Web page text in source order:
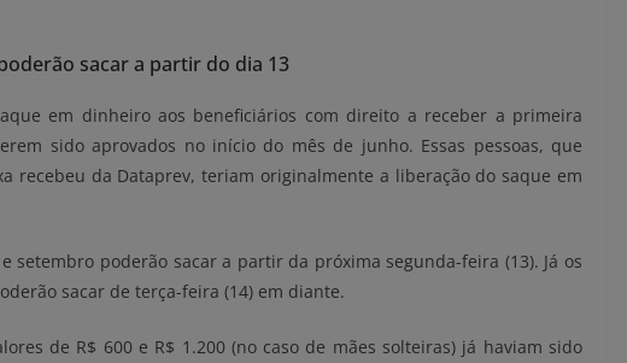
sacar a partir do dia 13
em dinheiro aos beneficiários com direito a receber a primeira
sido aprovados no início do mês de junho. Essas pessoas, que
recebeu da Dataprev, teriam originalmente a liberação do saque em
setembro poderão sacar a partir da próxima segunda-feira (13). Já os
sacar de terça-feira (14) em diante.
de R$ 600 e R$ 1.200 (no caso de mães solteiras) já haviam sido